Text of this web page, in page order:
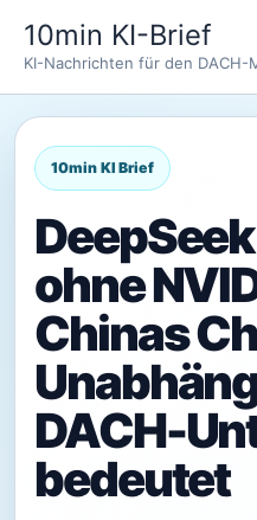
Inhalt
springen
10min KI-Brief
KI-Nachrichten für den DACH-
ohne
Chinas
DACH-
bedeutet